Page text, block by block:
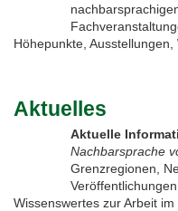
SerieInterreg
Höhepunkte,
Aktuelles
Aktuelle
Nachbarsprache
Grenzregionen,
Wissenswertes zur Arbeit